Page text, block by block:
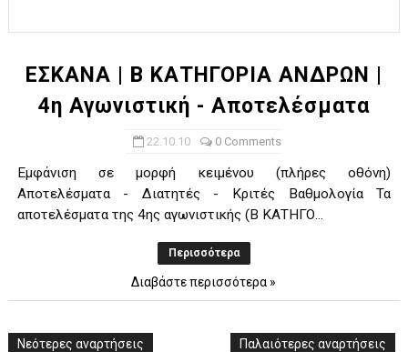
Ο δρόμος για τον 29ο τελικό κυπέλλου ανδρών ΕΣΚΑΝΑ
U21: Τεράστια πρόκριση για τον Πανελευσινιακό στον
Γ΄ανδρών play offs : "Σκληρό" καρύδι η Φιλία Περάματος
Play off B εφήβων Β φάση Στο f4 ΑΕ Ρέντη, Πέρα , Ερμής
ΕΣΚΑΝΑ | B ΚΑΤΗΓΟΡΙΑ ΑΝΔΡΩΝ |
4η Αγωνιστική - Αποτελέσματα
22.10.10 0 Comments
Εμφάνιση σε μορφή κειμένου (πλήρες οθόνη)
Αποτελέσματα - Διατητές - Κριτές Βαθμολογία Τα
αποτελέσματα της 4ης αγωνιστικής (B ΚΑΤΗΓΟ...
Περισσότερα
Διαβάστε περισσότερα »
Νεότερες αναρτήσεις Παλαιότερες αναρτήσεις